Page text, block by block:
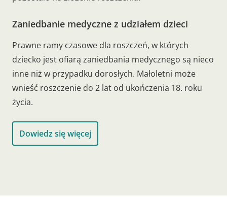
Zaniedbanie medyczne z udziałem dzieci
Prawne ramy czasowe dla roszczeń, w których
dziecko jest ofiarą zaniedbania medycznego są nieco
inne niż w przypadku dorosłych. Małoletni może
wnieść roszczenie do 2 lat od ukończenia 18. roku
życia.
Dowiedz się więcej